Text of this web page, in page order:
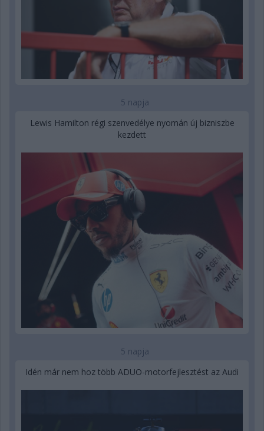
5 napja
Lewis Hamilton régi szenvedélye nyomán új bizniszbe
kezdett
5 napja
Idén már nem hoz több ADUO-motorfejlesztést az Audi